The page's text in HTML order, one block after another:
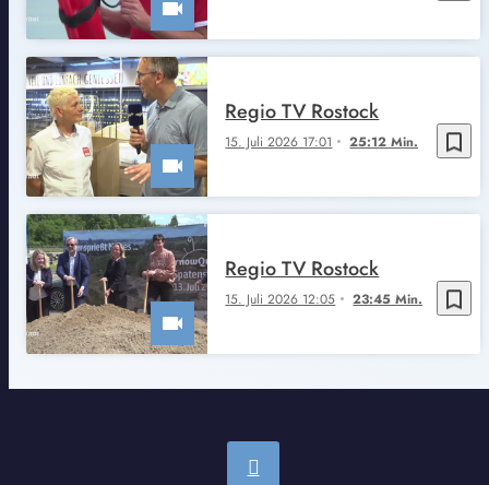
bookmark_border
15. Juli 2026 17:01 25:12 Min.
Regio TV Rostock
bookmark_border
15. Juli 2026 12:05 23:45 Min.
Regio TV Rostock